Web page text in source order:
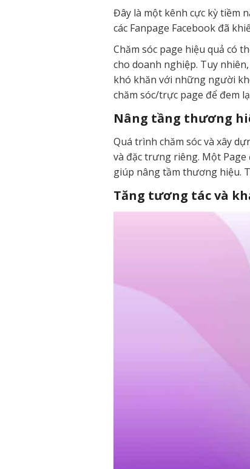
Đây là một kênh cực kỳ tiềm
các Fanpage Facebook đã
Chăm sóc page hiệu quả có
cho doanh nghiệp. Tuy
khó khăn với những người
chăm sóc/trực page để đem
Nâng tầng thương
Quá trình chăm sóc và xây
và đặc trưng riêng. Một
giúp nâng tầm thương hiệu.
Tăng tương tác và